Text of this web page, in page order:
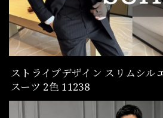
ストライプデザイン スリムシル
スーツ 2色 11238